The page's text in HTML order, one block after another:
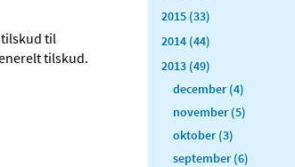
tilskud til
tilskud.
2015 (33)
2014 (44)
2013 (49)
december (4)
november (5)
oktober (3)
september (6)